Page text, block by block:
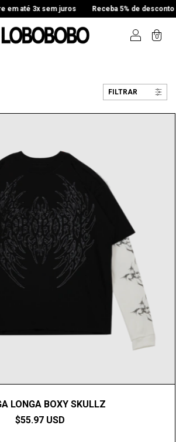
até 3x sem juros Receba 5% de desconto
0
FILTRAR
LONGA BOXY SKULLZ
$55.97 USD